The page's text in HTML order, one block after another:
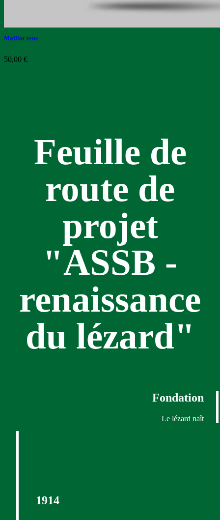
Maillot zeus
50,00 €
Feuille de
route de
projet
"ASSB -
renaissance
du lézard"
Fondation
Le lézard naît
1914